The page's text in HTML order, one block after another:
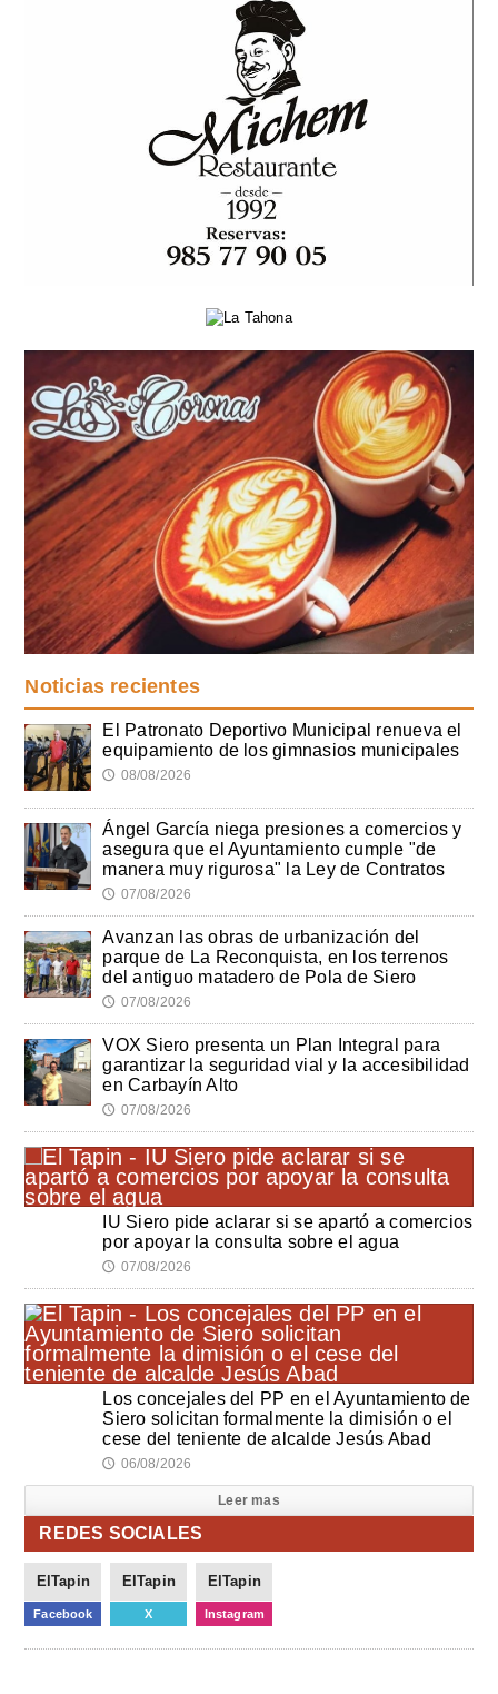
Noticias recientes
El Patronato Deportivo Municipal renueva el
equipamiento de los gimnasios municipales
🕔 08/08/2026
Ángel García niega presiones a comercios y
asegura que el Ayuntamiento cumple "de
manera muy rigurosa" la Ley de Contratos
🕔 07/08/2026
Avanzan las obras de urbanización del
parque de La Reconquista, en los terrenos
del antiguo matadero de Pola de Siero
🕔 07/08/2026
VOX Siero presenta un Plan Integral para
garantizar la seguridad vial y la accesibilidad
en Carbayín Alto
🕔 07/08/2026
IU Siero pide aclarar si se apartó a comercios
por apoyar la consulta sobre el agua
🕔 07/08/2026
Los concejales del PP en el Ayuntamiento de
Siero solicitan formalmente la dimisión o el
cese del teniente de alcalde Jesús Abad
🕔 06/08/2026
Leer mas
REDES SOCIALES
ElTapin
Facebook
ElTapin
X
ElTapin
Instagram